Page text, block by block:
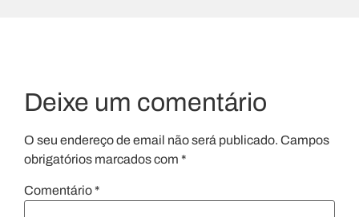
Deixe um comentário
O seu endereço de email não será publicado. Campos
obrigatórios marcados com *
Comentário*